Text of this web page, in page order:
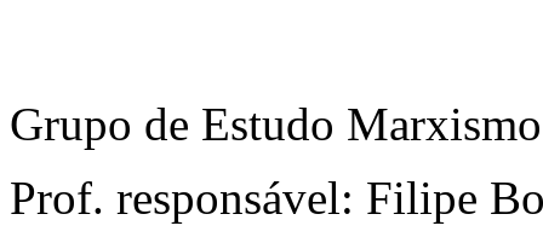
Grupo de Estudo
Prof. responsável: Filipe